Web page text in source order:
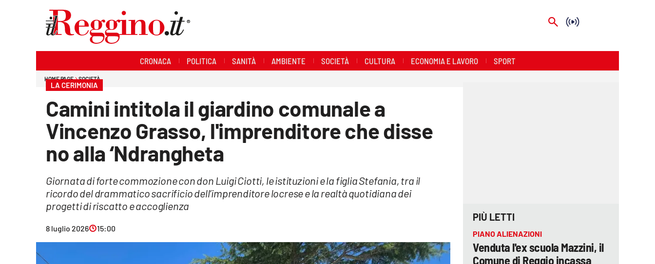
Economia e lavoro
CRONACA POLITICA SANITÀ AMBIENTE SOCIETÀ CULTURA ECONOMIA E LAVORO SPORT
HOME PAGE SOCIETÀ
LA CERIMONIA
Camini intitola il giardino comunale a
Vincenzo Grasso, l'imprenditore che disse
no alla ‘Ndrangheta
Giornata di forte commozione con don Luigi Ciotti, le istituzioni e la figlia Stefania, tra il
ricordo del drammatico sacrificio dell’imprenditore locrese e la realtà quotidiana dei
progetti di riscatto e accoglienza
8 luglio 2026 15:00
PIÙ LETTI
PIANO ALIENAZIONI
Venduta l'ex scuola Mazzini, il
Comune di Reggio incassa